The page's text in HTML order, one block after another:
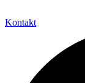
Kontakt